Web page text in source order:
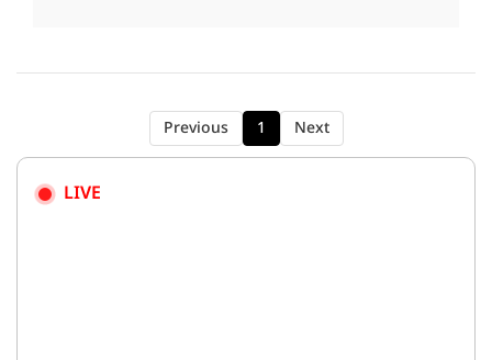
Previous 1 Next
LIVE